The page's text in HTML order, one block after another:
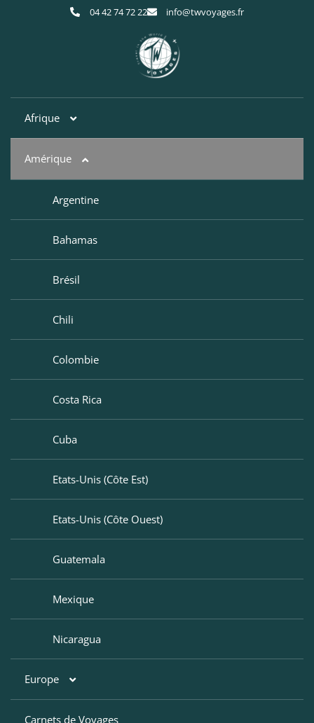
04 42 74 72 22 info@twvoyages.fr
Afrique
Afrique du Sud
Botswana
Egypte
Kenya
Maroc
Namibie
Ouganda
Sénégal
Seychelles
Tanzanie – Zanzibar
Amérique
Argentine
Bahamas
Brésil
Chili
Colombie
Costa Rica
Cuba
Etats-Unis (Côte Est)
Etats-Unis (Côte Ouest)
Guatemala
Mexique
Nicaragua
Europe
Croatie
Carnets de Voyages